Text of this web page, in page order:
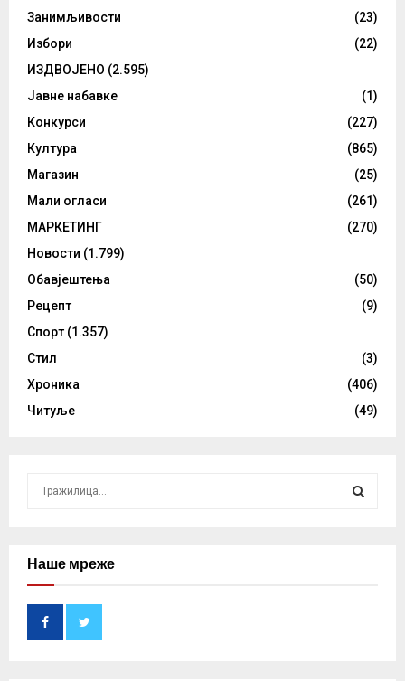
Занимљивости
(23)
Избори
(22)
ИЗДВОЈЕНО (2.595)
Јавне набавке
(1)
Конкурси
(227)
Култура
(865)
Магазин
(25)
Мали огласи
(261)
МАРКЕТИНГ
(270)
Новости (1.799)
Обавјештења
(50)
Рецепт
(9)
Спорт (1.357)
Стил
(3)
Хроника
(406)
Читуље
(49)
cНаше мреже